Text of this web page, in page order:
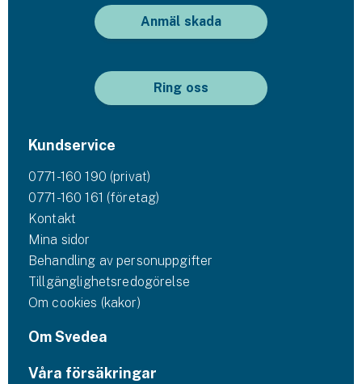
Anmäl skada
Ring oss
Kundservice
0771-160 190 (privat)
0771-160 161 (företag)
Kontakt
Mina sidor
Behandling av personuppgifter
Tillgänglighetsredogörelse
Om cookies (kakor)
Om Svedea
Våra försäkringar